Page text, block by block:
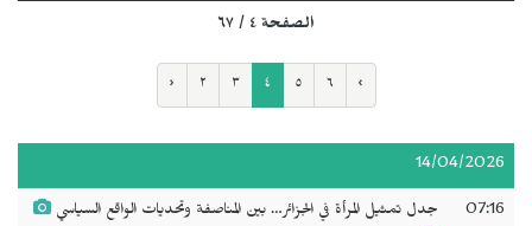
الصفحة ٤ / ٦٧
‹ ٢ ٣ ٤ ٥ ٦ ›
14/04/2026
07:16 جدل تمثيل المرأة في الجزائر… بين المناصفة وتحديات الواقع السياسي